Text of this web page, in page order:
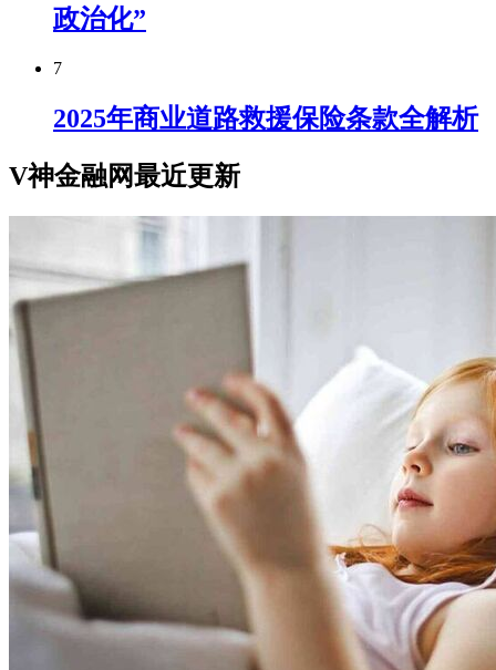
政治化”
7
2025年商业道路救援保险条款全解析
V神金融网最近更新